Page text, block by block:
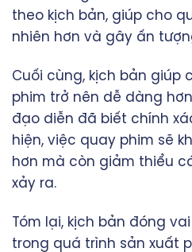
theo kịch bản, giúp cho
nhiên hơn và gây ấn
Cuối cùng, kịch bản giúp
phim trở nên dễ dàng
đạo diễn đã biết chính
hiện, việc quay phim sẽ
hơn mà còn giảm thiểu
xảy ra.
Tóm lại, kịch bản đóng
trong quá trình sản xuất